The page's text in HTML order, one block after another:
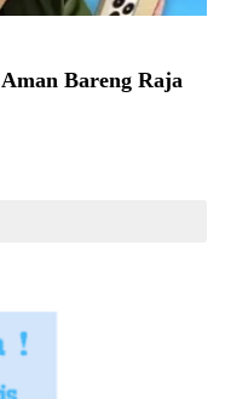
Bareng Raja